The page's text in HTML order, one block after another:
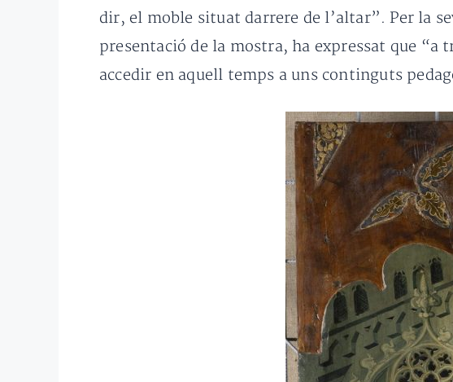
dir, el moble situat darrere de l’altar”. Per la
presentació de la mostra, ha expressat que “a
accedir en aquell temps a uns continguts